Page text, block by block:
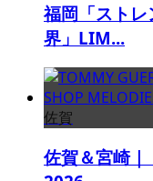
福岡「スト
界」LIM...
佐賀
佐賀＆宮崎